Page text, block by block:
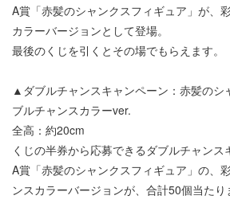
A賞「赤髪のシャンクスフィギュア」が、
カラーバージョンとして登場。
最後のくじを引くとその場でもらえます。
▲ダブルチャンスキャンペーン：赤髪のシ
ブルチャンスカラーver.
全高：約20cm
くじの半券から応募できるダブルチャンス
A賞「赤髪のシャンクスフィギュア」の、
ンスカラーバージョンが、合計50個当たり